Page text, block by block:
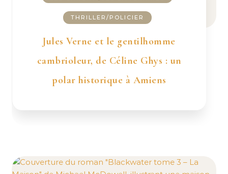
THRILLER/POLICIER
Jules Verne et le gentilhomme
cambrioleur, de Céline Ghys : un
polar historique à Amiens